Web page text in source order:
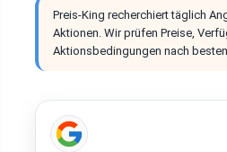
Preis-King recherchiert täglich
Aktionen. Wir prüfen Preise,
Aktionsbedingungen nach